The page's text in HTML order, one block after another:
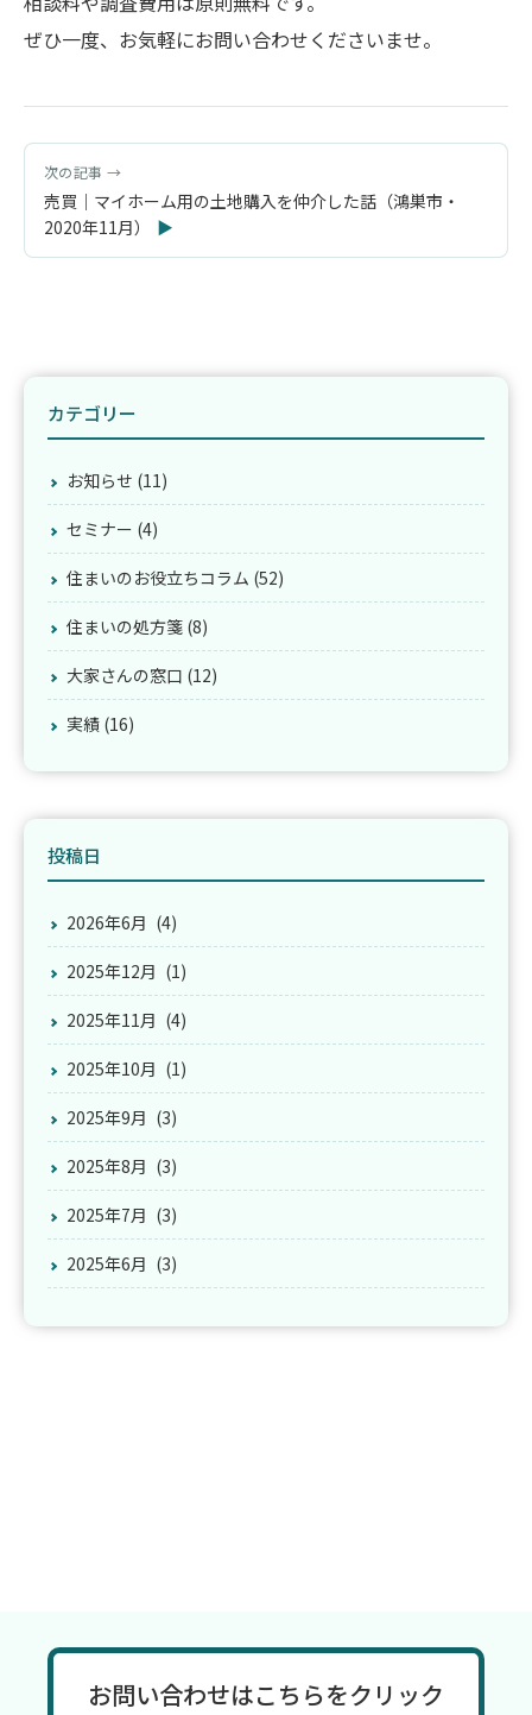
ぜひ一度、お気軽にお問い合わせくださいませ。
売買｜マイホーム用の土地購入を仲介した話（鴻巣市・
2020年11月）
カテゴリー
お知らせ (11)
セミナー (4)
住まいのお役立ちコラム (52)
住まいの処方箋 (8)
大家さんの窓口 (12)
実績 (16)
投稿日
2026年6月 (4)
2025年12月 (1)
2025年11月 (4)
2025年10月 (1)
2025年9月 (3)
2025年8月 (3)
2025年7月 (3)
2025年6月 (3)
2024年10月 (4)
2024年9月 (3)
お問い合わせはこちらをクリック